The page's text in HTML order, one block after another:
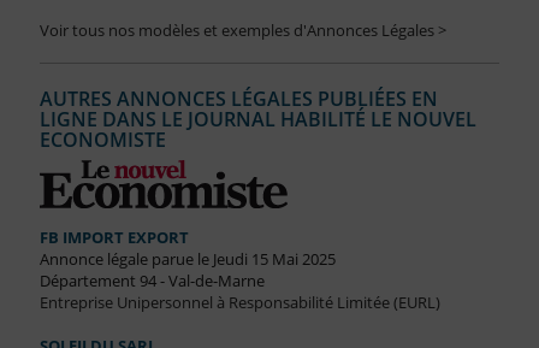
Voir tous nos modèles et exemples d'Annonces Légales >
AUTRES ANNONCES LÉGALES PUBLIÉES EN
LIGNE DANS LE JOURNAL HABILITÉ LE NOUVEL
ECONOMISTE
FB IMPORT EXPORT
Annonce légale parue le Jeudi 15 Mai 2025
Département 94 - Val-de-Marne
Entreprise Unipersonnel à Responsabilité Limitée (EURL)